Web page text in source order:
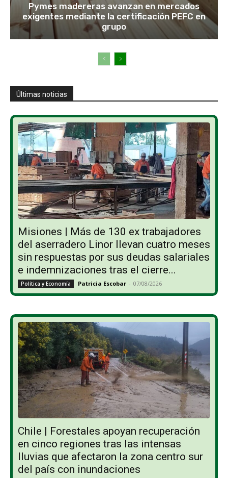
Pymes madereras avanzan en mercados
exigentes mediante la certificación PEFC en
grupo
Últimas noticias
Misiones | Más de 130 ex trabajadores
del aserradero Linor llevan cuatro meses
sin respuestas por sus deudas salariales
e indemnizaciones tras el cierre...
Política y Economía Patricia Escobar - 07/08/2026
Chile | Forestales apoyan recuperación
en cinco regiones tras las intensas
lluvias que afectaron la zona centro sur
del país con inundaciones